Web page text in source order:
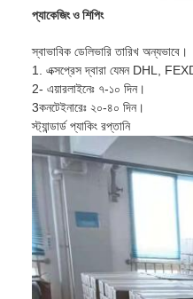
প্যাকেজিং ও শিপিং
স্বাভাবিক ডেলিভারি তারিখ অন্যভাবে।
1. এক্সপ্রেস দ্বারা যেমন DHL,
2- এয়ারলাইনেঃ ৭-১০ দিন।
3কনটেইনারেঃ ২০-৪০ দিন।
স্ট্যান্ডার্ড প্যাকিং রপ্তানি